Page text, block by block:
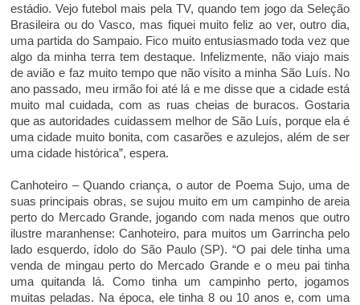
estádio. Vejo futebol mais pela TV, quando tem jogo da Seleção
Brasileira ou do Vasco, mas fiquei muito feliz ao ver, outro dia,
uma partida do Sampaio. Fico muito entusiasmado toda vez que
algo da minha terra tem destaque. Infelizmente, não viajo mais
de avião e faz muito tempo que não visito a minha São Luís. No
ano passado, meu irmão foi até lá e me disse que a cidade está
muito mal cuidada, com as ruas cheias de buracos. Gostaria
que as autoridades cuidassem melhor de São Luís, porque ela é
uma cidade muito bonita, com casarões e azulejos, além de ser
uma cidade histórica”, espera.
Canhoteiro – Quando criança, o autor de Poema Sujo, uma de
suas principais obras, se sujou muito em um campinho de areia
perto do Mercado Grande, jogando com nada menos que outro
ilustre maranhense: Canhoteiro, para muitos um Garrincha pelo
lado esquerdo, ídolo do São Paulo (SP). “O pai dele tinha uma
venda de mingau perto do Mercado Grande e o meu pai tinha
uma quitanda lá. Como tinha um campinho perto, jogamos
muitas peladas. Na época, ele tinha 8 ou 10 anos e, com uma